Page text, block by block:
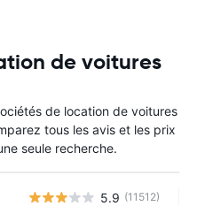
de voitures
de location de voitures
tous les avis et les prix
seule recherche.
5.9 (11512)